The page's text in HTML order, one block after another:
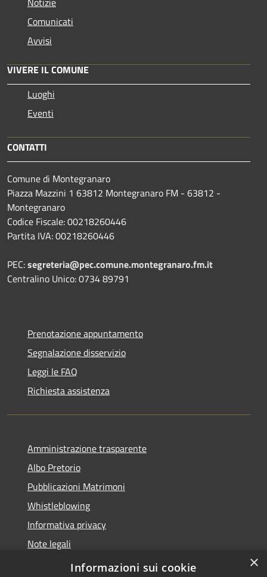
Comunicati
Avvisi
VIVERE IL COMUNE
Luoghi
Eventi
CONTATTI
Comune di Montegranaro
Piazza Mazzini 1 63812 Montegranaro FM - 63812 -
Montegranaro
Codice Fiscale: 00218260446
Partita IVA: 00218260446
PEC:segreteria@pec.comune.montegranaro.fm.it
Centralino Unico: 0734 89791
Prenotazione appuntamento
Segnalazione disservizio
Leggi le FAQ
Richiesta assistenza
Amministrazione trasparente
Albo Pretorio
Pubblicazioni Matrimoni
Whistleblowing
Informativa privacy
Note legali
Dichiarazione di accessibilità
×
Informazioni sui cookie